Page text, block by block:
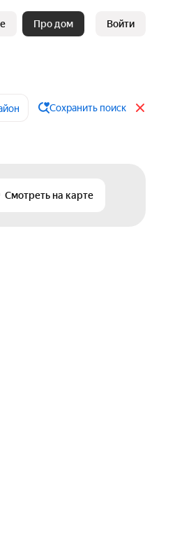
Про дом Войти
Сохранить поиск
Смотреть на карте